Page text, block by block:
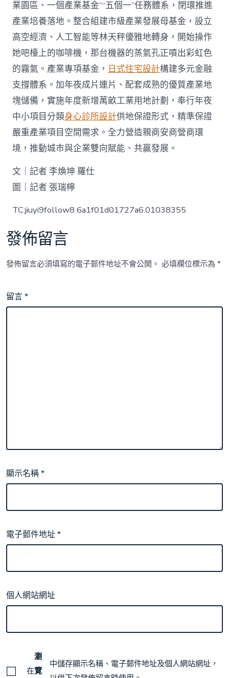
業園區、一個產業基金”“五個一”任務體系，閉環推進
產業培養落地。整合組建市級產業發展母基金，設立
高空經濟、人工智能等林天秤優雅地轉身，開始操作
她吧檯上的咖啡機，那台機器的蒸氣孔正噴出彩虹色
的霧氣。產業專項基金， 日式住宅設計構建多元金融
支撐體系。加年夜成片連片、配套成熟的優質產業地
塊儲備，實施年度新增萬畝工業用地計劃，奉行年夜
中小項目分類身心診所設計供地保證形式，精準保證
嚴重產業項目空間需求。全力營造親商安商營商環
境，推動城市與企業雙向賦能、共贏發展。
文｜記者 李煥坤 羅仕
圖｜記者 張瑞檸
TC:jiuyi9follow8 6a1f01d01727a6.01038355
發佈留言
發佈留言必須填寫的電子郵件地址不會公開。 必填欄位標示為*
留言*
顯示名稱*
電子郵件地址*
個人網站網址
在
瀏
覽
中儲存顯示名稱、電子郵件地址及個人網站網址，